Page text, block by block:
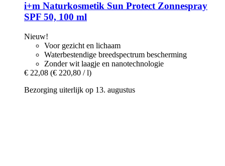
i+m Naturkosmetik Sun Protect Zonnespray
SPF 50, 100 ml
Nieuw!
Voor gezicht en lichaam
Waterbestendige breedspectrum bescherming
Zonder wit laagje en nanotechnologie
€ 22,08 (€ 220,80 / l)
Bezorging uiterlijk op 13. augustus